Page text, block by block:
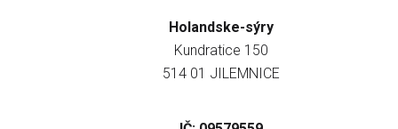
Holandske-sýry
Kundratice 150
514 01 JILEMNICE